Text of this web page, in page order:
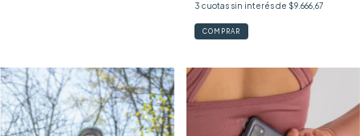
3 cuotas sin interés de $9.666,67
COMPRAR